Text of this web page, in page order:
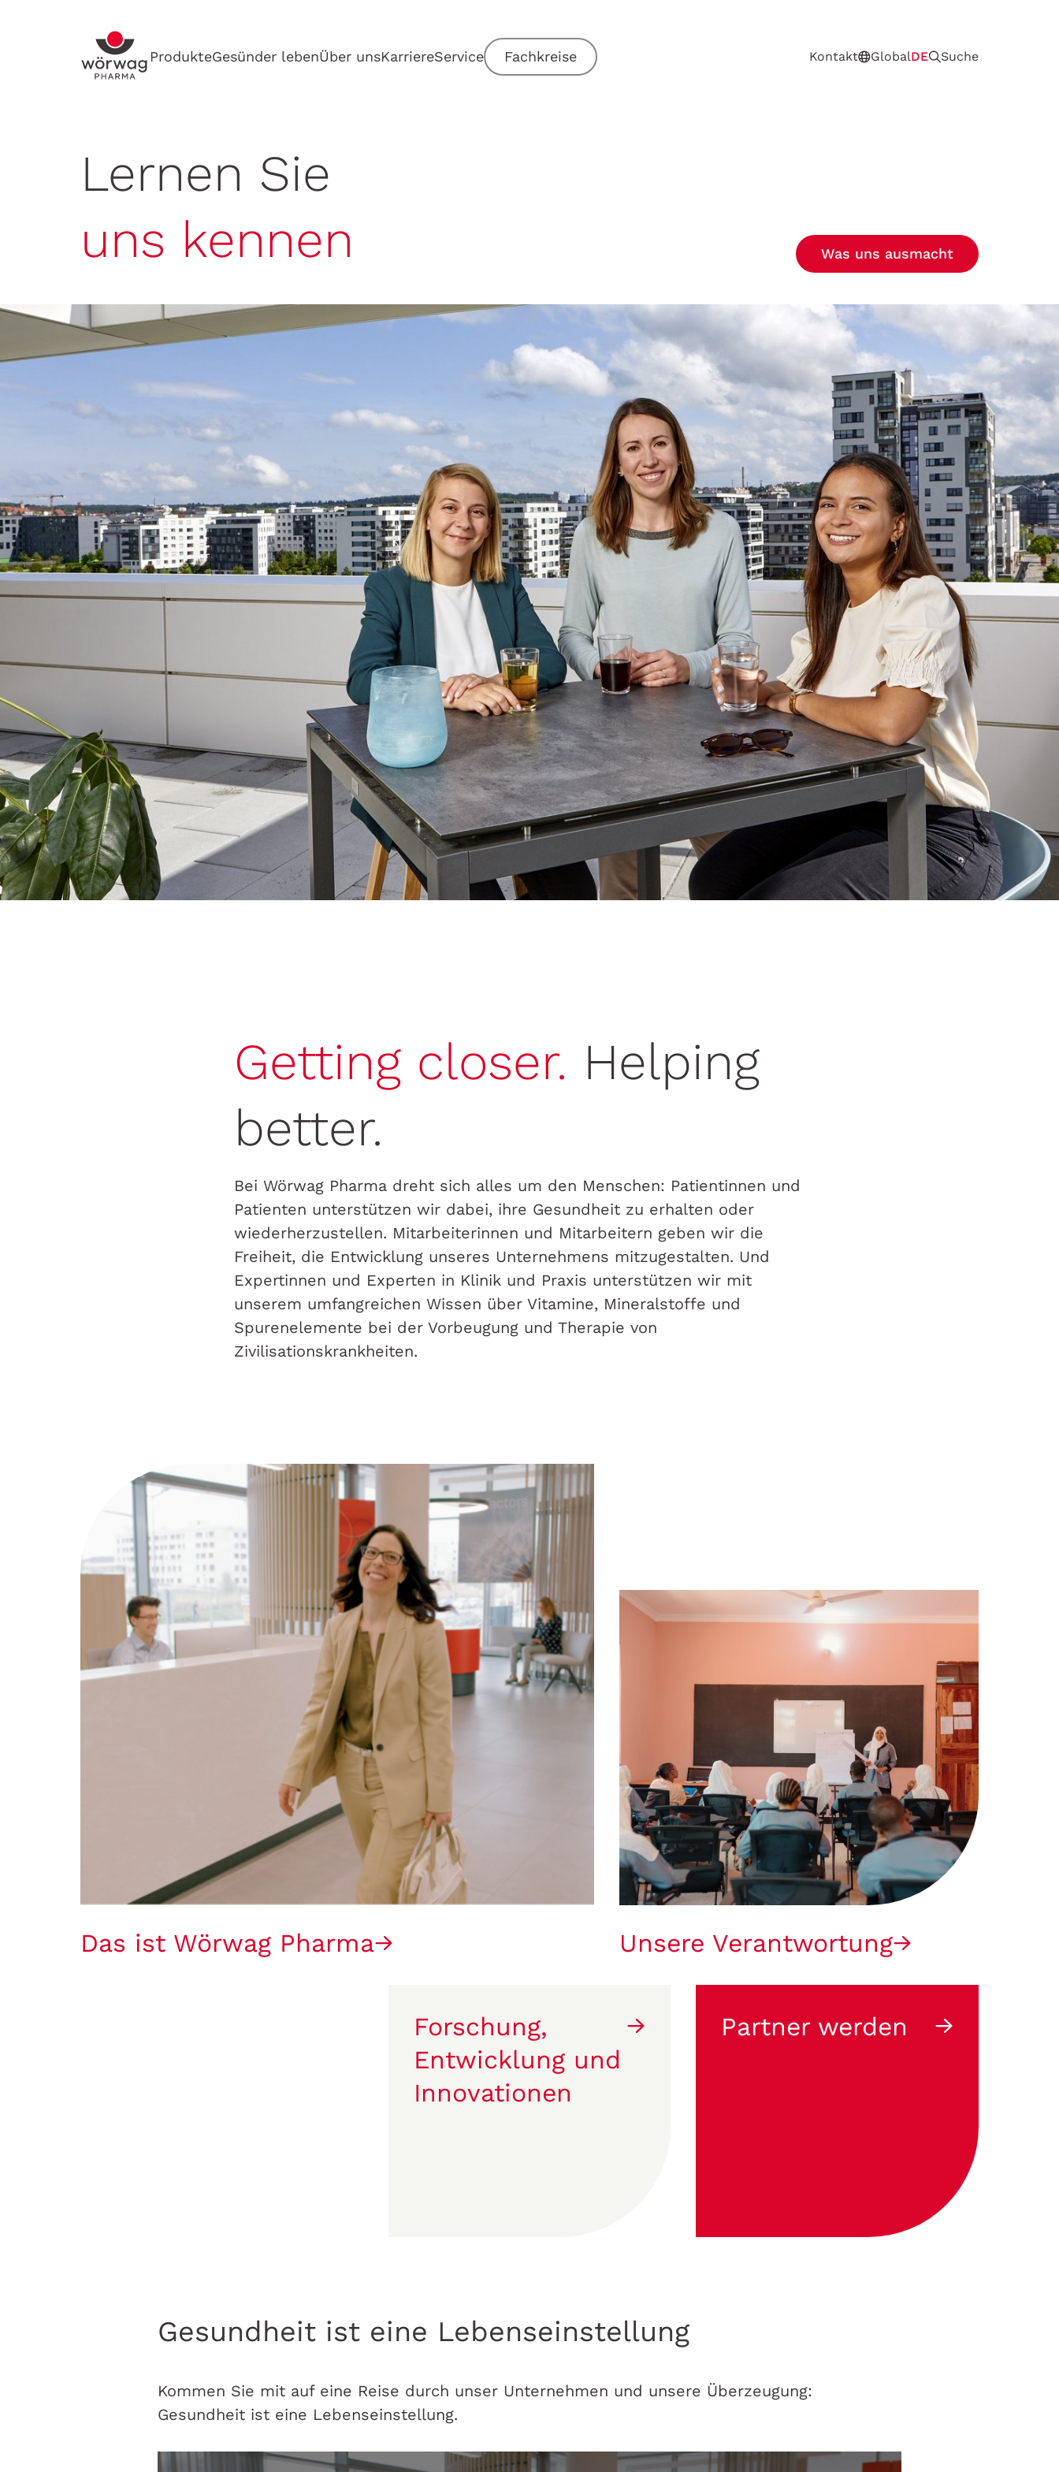
ProdukteGesünder lebenÜber unsKarriereService Fachkreise Kontakt GlobalDE Suche
Lernen Sie
uns kennen
Was uns ausmacht
Getting closer. Helping
better.
Bei Wörwag Pharma dreht sich alles um den Menschen: Patientinnen und
Patienten unterstützen wir dabei, ihre Gesundheit zu erhalten oder
wiederherzustellen. Mitarbeiterinnen und Mitarbeitern geben wir die
Freiheit, die Entwicklung unseres Unternehmens mitzugestalten. Und
Expertinnen und Experten in Klinik und Praxis unterstützen wir mit
unserem umfangreichen Wissen über Vitamine, Mineralstoffe und
Spurenelemente bei der Vorbeugung und Therapie von
Zivilisationskrankheiten.
Das ist Wörwag Pharma Unsere Verantwortung
Forschung,
Entwicklung und
Innovationen
Partner werden
Gesundheit ist eine Lebenseinstellung
Kommen Sie mit auf eine Reise durch unser Unternehmen und unsere Überzeugung:
Gesundheit ist eine Lebenseinstellung.